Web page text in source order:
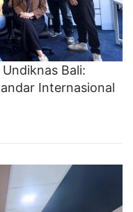
Bali:
Internasional